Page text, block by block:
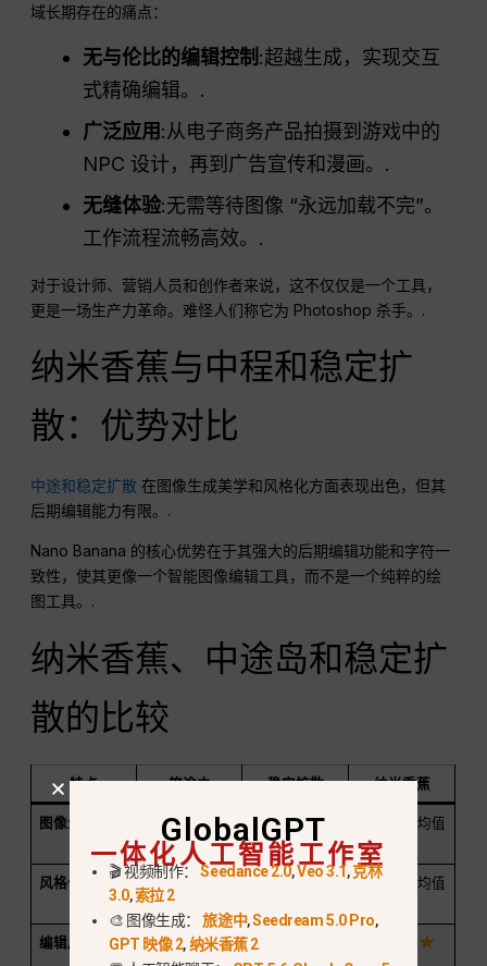
域长期存在的痛点：
无与伦比的编辑控制 :超越生成，实现交互
式精确编辑。.
广泛应用:从电子商务产品拍摄到游戏中的
NPC 设计，再到广告宣传和漫画。.
无缝体验:无需等待图像 “永远加载不完”。
工作流程流畅高效。.
对于设计师、营销人员和创作者来说，这不仅仅是一个工具，
更是一场生产力革命。难怪人们称它为 Photoshop 杀手。.
纳米香蕉与中程和稳定扩
散：优势对比
中途和稳定扩散 在图像生成美学和风格化方面表现出色，但其
后期编辑能力有限。.
Nano Banana 的核心优势在于其强大的后期编辑功能和字符一
致性，使其更像一个智能图像编辑工具，而不是一个纯粹的绘
图工具。.
纳米香蕉、中途岛和稳定扩
散的比较
特点 旅途中 稳定扩散 纳米香蕉
图像生成美学
非常强大
强大 平均值
风格化能力
高度风格化
可控
平均值
编辑后功能 有限公司
GlobalGPT
一体化人工智能工作室
🎬 视频制作：Seedance 2.0,Veo 3.1,克林
3.0,索拉 2
🎨 图像生成：旅途中,Seedream 5.0 Pro,
GPT 映像 2,纳米香蕉 2